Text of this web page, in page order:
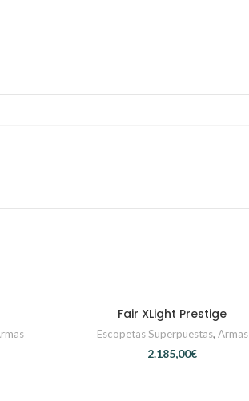
CONTACTAR
Fair XLight Prestige
Escopetas Superpuestas, Armas
€